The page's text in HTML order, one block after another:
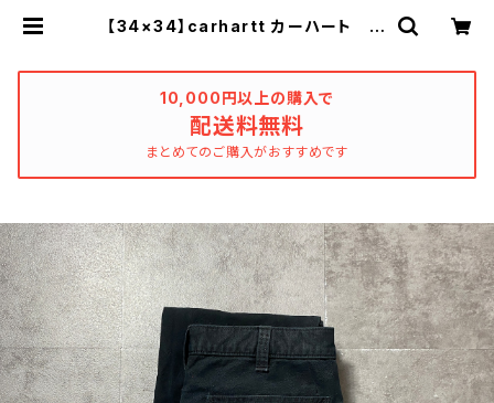
【34×34】carhartt カーハート ダ
ークパンツ | used_clothing_kat
harsis
10,000円以上の購入で
配送料無料
まとめてのご購入がおすすめです